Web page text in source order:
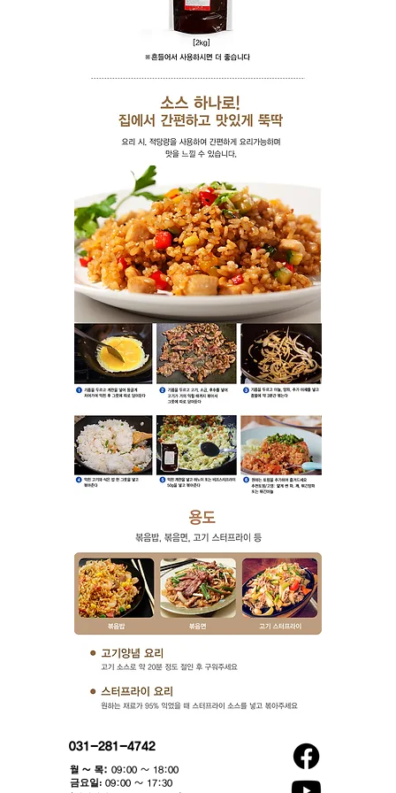
031-281-4742
월 ~ 목: 09:00 ~ 18:00
​금요일: 09:00 ~ 17:30